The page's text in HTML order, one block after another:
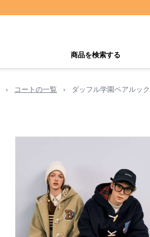
商品を検索する
› コートの一覧 › ダッフル学園ペアルッ